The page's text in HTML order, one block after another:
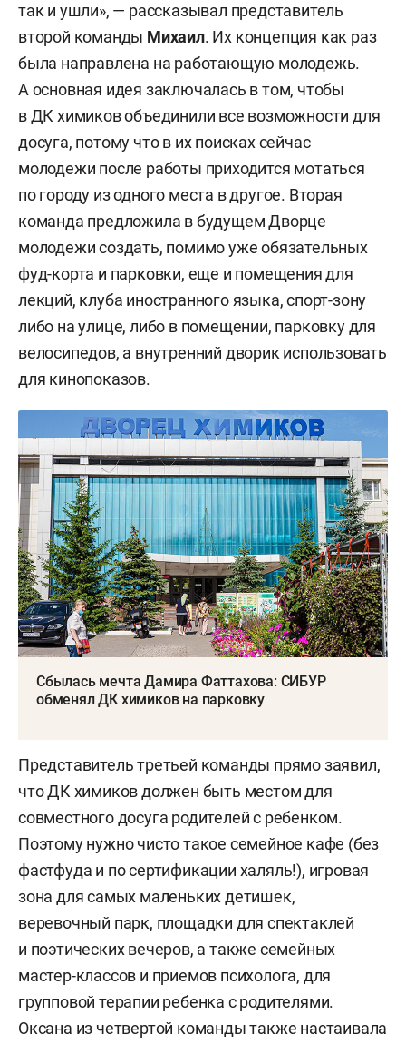
так и ушли», — рассказывал представитель
второй команды Михаил. Их концепция как раз
была направлена на работающую молодежь.
А основная идея заключалась в том, чтобы
в ДК химиков объединили все возможности для
досуга, потому что в их поисках сейчас
молодежи после работы приходится мотаться
по городу из одного места в другое. Вторая
команда предложила в будущем Дворце
молодежи создать, помимо уже обязательных
фуд-корта и парковки, еще и помещения для
лекций, клуба иностранного языка, спорт-зону
либо на улице, либо в помещении, парковку для
велосипедов, а внутренний дворик использовать
для кинопоказов.
Сбылась мечта Дамира Фаттахова: СИБУР
обменял ДК химиков на парковку
Представитель третьей команды прямо заявил,
что ДК химиков должен быть местом для
совместного досуга родителей с ребенком.
Поэтому нужно чисто такое семейное кафе (без
фастфуда и по сертификации халяль!), игровая
зона для самых маленьких детишек,
веревочный парк, площадки для спектаклей
и поэтических вечеров, а также семейных
мастер-классов и приемов психолога, для
групповой терапии ребенка с родителями.
Оксана из четвертой команды также настаивала